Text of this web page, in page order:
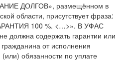
ДОЛГОВ», размещённом в
области, присутствует фраза:
100 %. <…>». В УФАС
должна содержать гарантии или
от исполнения
обязанности по уплате